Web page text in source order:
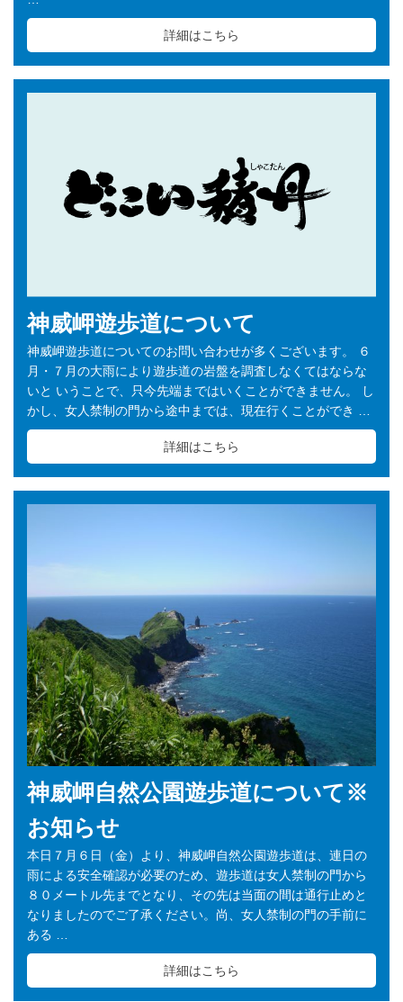
詳細はこちら
神威岬遊歩道について
神威岬遊歩道についてのお問い合わせが多くございます。 ６
月・７月の大雨により遊歩道の岩盤を調査しなくてはならな
いと いうことで、只今先端まではいくことができません。 し
かし、女人禁制の門から途中までは、現在行くことができ …
詳細はこちら
神威岬自然公園遊歩道について※
お知らせ
本日７月６日（金）より、神威岬自然公園遊歩道は、連日の
雨による安全確認が必要のため、遊歩道は女人禁制の門から
８０メートル先までとなり、その先は当面の間は通行止めと
なりましたのでご了承ください。尚、女人禁制の門の手前に
ある …
詳細はこちら